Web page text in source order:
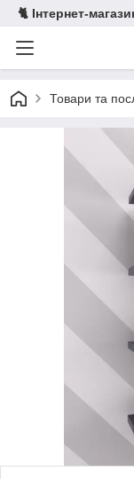
🐈 Інтернет-
Товари та